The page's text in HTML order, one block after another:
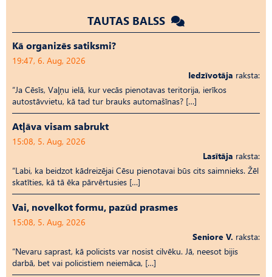
TAUTAS BALSS
Kā organizēs satiksmi?
19:47, 6. Aug, 2026
Iedzīvotāja raksta:
“Ja Cēsīs, Vaļņu ielā, kur vecās pienotavas teritorija, ierīkos
autostāvvietu, kā tad tur brauks automašīnas? […]
Atļāva visam sabrukt
15:08, 5. Aug, 2026
Lasītāja raksta:
“Labi, ka beidzot kādreizējai Cēsu pienotavai būs cits saimnieks. Žēl
skatīties, kā tā ēka pārvērtusies […]
Vai, novelkot formu, pazūd prasmes
15:08, 5. Aug, 2026
Seniore V. raksta:
“Nevaru saprast, kā policists var nosist cilvēku. Jā, neesot bijis
darbā, bet vai policistiem neiemāca, […]